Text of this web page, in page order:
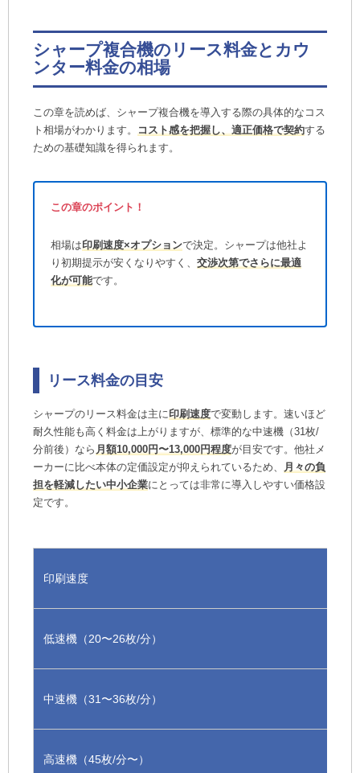
シャープ複合機のリース料金とカウ
ンター料金の相場
この章を読めば、シャープ複合機を導入する際の具体的なコス
ト相場がわかります。
コスト感を把握し、適正価格で契約する
ための基礎知識を得られます。
この章のポイント！
相場は印刷速度×オプションで決定。シャープは他社よ
り初期提示が安くなりやすく、 交渉次第でさらに最適
化が可能です。
リース料金の目安
シャープのリース料金は主に 印刷速度で変動します。速いほど
耐久性能も高く料金は上がりますが、標準的な中速機（31枚/
分前後）なら 月額10,000円〜13,000円程度が目安です。他社メ
ーカーに比べ本体の定価設定が抑えられているため、
月々の負
担を軽減したい中小企業にとっては非常に導入しやすい価格設
定です。
印刷速度
低速機（20〜26枚/分）
中速機（31〜36枚/分）
高速機（45枚/分〜）